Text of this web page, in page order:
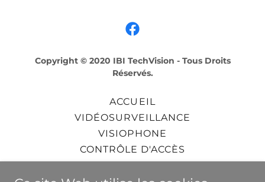
Copyright © 2020 IBI TechVision - Tous Droits
Réservés.
ACCUEIL
VIDÉOSURVEILLANCE
VISIOPHONE
CONTRÔLE D'ACCÈS
TELEPHONIE IP